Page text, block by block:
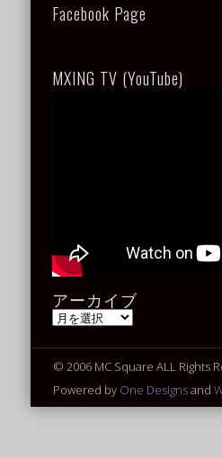
Facebook Page
MXING TV (YouTube)
アーカイブ
ア
ー
ブ
© 2006 MC Square ALL Rights
Powered by One Designsand